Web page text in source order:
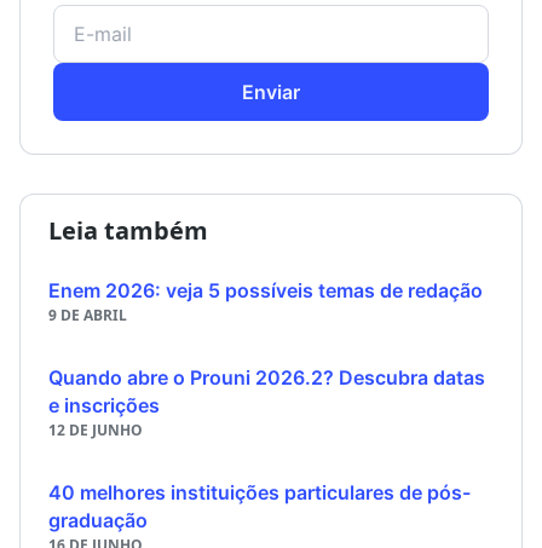
Enviar
Leia também
Enem 2026: veja 5 possíveis temas de redação
9 DE ABRIL
Quando abre o Prouni 2026.2? Descubra datas
e inscrições
12 DE JUNHO
40 melhores instituições particulares de pós-
graduação